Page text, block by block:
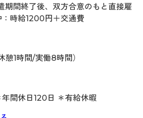
期間終了後、双方合意のもと直接雇
時給1200円＋交通費
1時間/実働8時間）
年間休日120日 ＊有給休暇